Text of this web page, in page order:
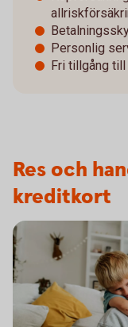
Personlig
Fri tillgång
Res och
kreditkort